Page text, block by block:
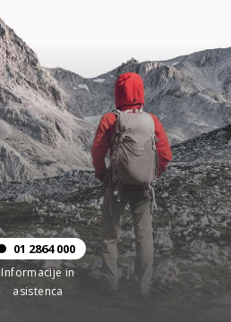
01 2864 000
Informacije in
asistenca